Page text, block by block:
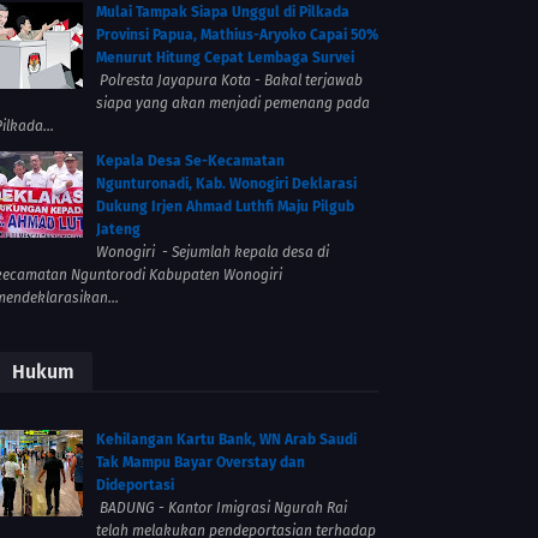
Mulai Tampak Siapa Unggul di Pilkada
Provinsi Papua, Mathius-Aryoko Capai 50%
Menurut Hitung Cepat Lembaga Survei
Polresta Jayapura Kota - Bakal terjawab
siapa yang akan menjadi pemenang pada
Kepala Desa Se-Kecamatan
Ngunturonadi, Kab. Wonogiri Deklarasi
Dukung Irjen Ahmad Luthfi Maju Pilgub
Jateng
Wonogiri - Sejumlah kepala desa di
Nguntorodi Kabupaten Wonogiri
Hukum
Kehilangan Kartu Bank, WN Arab Saudi
Tak Mampu Bayar Overstay dan
Dideportasi
BADUNG - Kantor Imigrasi Ngurah Rai
telah melakukan pendeportasian terhadap